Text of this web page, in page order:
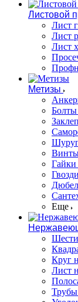
Листовой
Лист
Лист
Лист
Метизы
Болты
Гайки
Гвозди
Еще
Круг
Лист